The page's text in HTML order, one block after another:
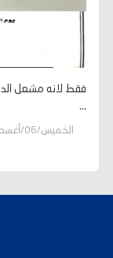
فقط لانه مشعل
...
الخميس/06/أغسطس/2026 - 06:58 ص